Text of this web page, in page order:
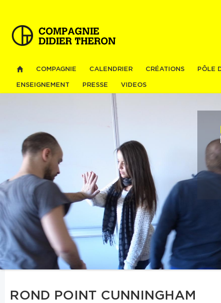
COMPAGNIE CALENDRIER CRÉATIONS PÔLE
ENSEIGNEMENT PRESSE VIDEOS
ROND POINT CUNNINGHAM